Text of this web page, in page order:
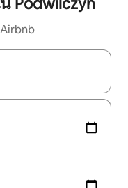
พื่อสำรวจผลการค้นหา